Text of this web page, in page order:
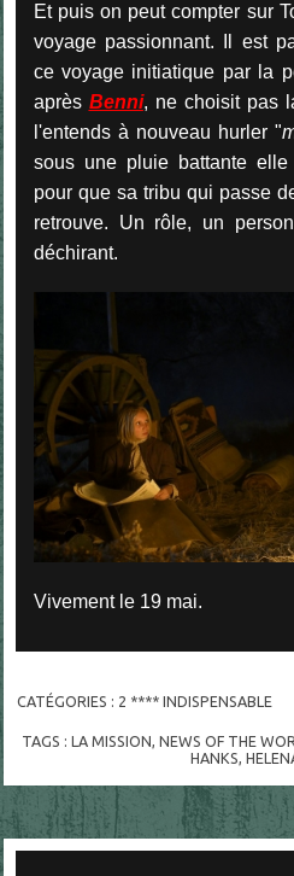
Et puis on peut compter sur
voyage passionnant. Il est
ce voyage initiatique par la
après Benni, ne choisit pas
l'entends à nouveau hurler "
sous une pluie battante elle
pour que sa tribu qui passe
retrouve. Un rôle, un
déchirant.
Vivement le 19 mai.
CATÉGORIES : 2 **** INDISPENSABLE
TAGS : LA MISSION, NEWS OF THE
HANKS,